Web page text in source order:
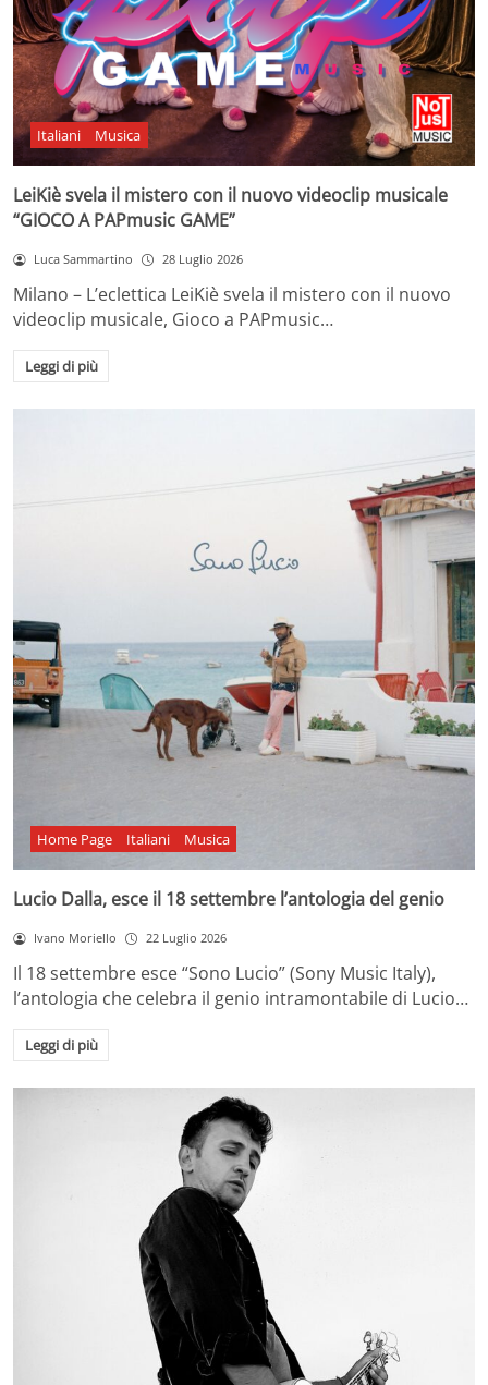
Italiani Musica
LeiKiè svela il mistero con il nuovo videoclip musicale
“GIOCO A PAPmusic GAME”
Luca Sammartino 28 Luglio 2026
Milano – L’eclettica LeiKiè svela il mistero con il nuovo
videoclip musicale, Gioco a PAPmusic…
Leggi di più
Home Page Italiani Musica
Lucio Dalla, esce il 18 settembre l’antologia del genio
Ivano Moriello 22 Luglio 2026
Il 18 settembre esce “Sono Lucio” (Sony Music Italy),
l’antologia che celebra il genio intramontabile di Lucio…
Leggi di più